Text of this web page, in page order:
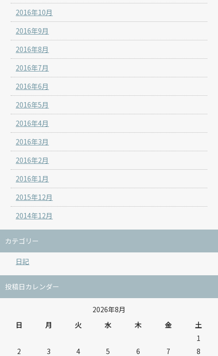
2016年10月
2016年9月
2016年8月
2016年7月
2016年6月
2016年5月
2016年4月
2016年3月
2016年2月
2016年1月
2015年12月
2014年12月
カテゴリー
日記
投稿日カレンダー
2026年8月
日
月 火 水 木 金
土
1
2
3 4 5 6 7 8